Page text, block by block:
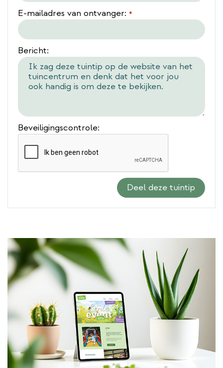
E-mailadres van ontvanger: *
Bericht:
Beveiligingscontrole: